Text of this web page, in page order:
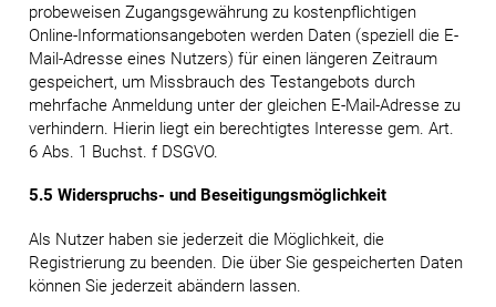
probeweisen Zugangsgewährung zu kostenpflichtigen
Online-Informationsangeboten werden Daten (speziell die E-
Mail-Adresse eines Nutzers) für einen längeren Zeitraum
gespeichert, um Missbrauch des Testangebots durch
mehrfache Anmeldung unter der gleichen E-Mail-Adresse zu
verhindern. Hierin liegt ein berechtigtes Interesse gem. Art.
6 Abs. 1 Buchst. f DSGVO.
5.5 Widerspruchs- und Beseitigungsmöglichkeit
Als Nutzer haben sie jederzeit die Möglichkeit, die
Registrierung zu beenden. Die über Sie gespeicherten Daten
können Sie jederzeit abändern lassen.